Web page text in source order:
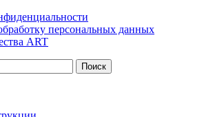
персональных данных
ART